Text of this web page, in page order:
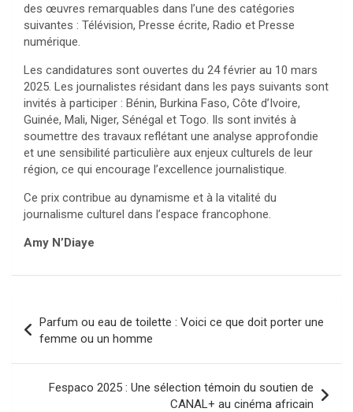
des œuvres remarquables dans l’une des catégories
suivantes : Télévision, Presse écrite, Radio et Presse
numérique.
Les candidatures sont ouvertes du 24 février au 10 mars
2025. Les journalistes résidant dans les pays suivants sont
invités à participer : Bénin, Burkina Faso, Côte d’Ivoire,
Guinée, Mali, Niger, Sénégal et Togo. Ils sont invités à
soumettre des travaux reflétant une analyse approfondie
et une sensibilité particulière aux enjeux culturels de leur
région, ce qui encourage l’excellence journalistique.
Ce prix contribue au dynamisme et à la vitalité du
journalisme culturel dans l’espace francophone.
Amy N’Diaye
de
l’article
Parfum ou eau de toilette : Voici ce que doit porter une
femme ou un homme
Fespaco 2025 : Une sélection témoin du soutien de
CANAL+ au cinéma africain